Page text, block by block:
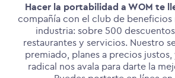
Hacer la portabilidad a WOM te
compañía con el club de beneficios
industria: sobre 500
restaurantes y servicios. Nuestro
premiado, planes a precios
radical nos avala para darte la